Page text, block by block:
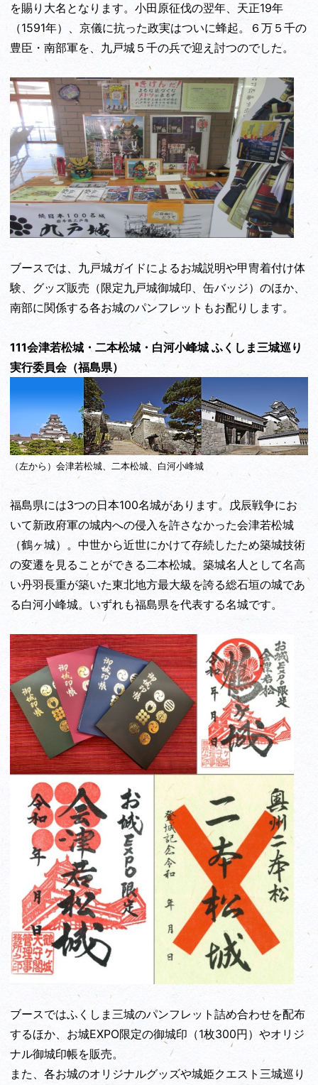
を賜り大名となります。小田原征伐の翌年、天正19年
（1591年）、京儀に抗った政実はついに蜂起。６万５千の
豊臣・南部軍を、九戸城５千の兵で迎え討つのでした。
ブースでは、九戸城ガイドによるお城説明や甲冑着付け体
験、グッズ販売（限定九戸城御城印、缶バッジ）のほか、
南部に関係する各お城のパンフレットもお配りします。
111会津若松城・二本松城・白河小峰城 ふくしま三城巡り
実行委員会（福島県）
（左から）会津若松城、二本松城、白河小峰城
福島県には3つの日本100名城があります。戊辰戦争にお
いて新政府軍の城内への侵入を許さなかった会津若松城
（鶴ヶ城）。中世から近世にかけて存続したため築城技術
の変遷を見ることができる二本松城。築城名人として名高
い丹羽長重が築いた東北地方最大級を誇る総石垣の城であ
る白河小峰城。いずれも福島県を代表する名城です。
ブースではふくしま三城のパンフレット詰め合わせを配布
するほか、お城EXPO限定の御城印（1枚300円）やオリジ
ナル御城印帳を販売。
また、各お城のオリジナルグッズや城姫クエスト三城巡り